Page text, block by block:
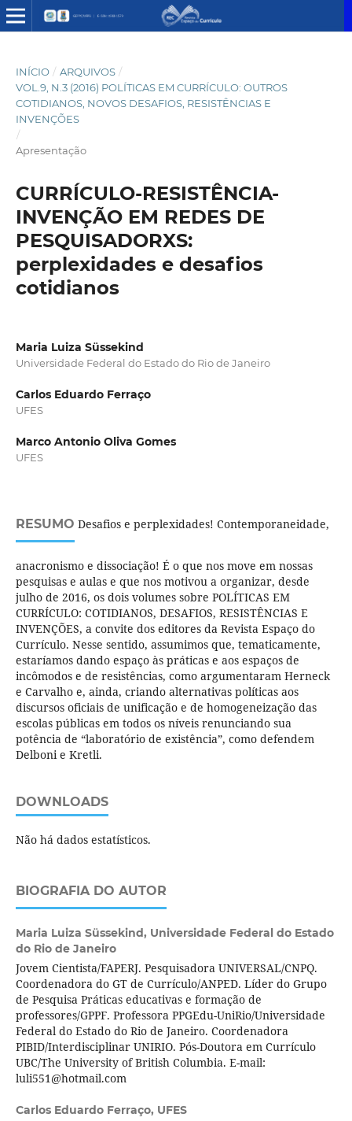
INÍCIO / ARQUIVOS /
VOL.9, N.3 (2016) POLÍTICAS EM CURRÍCULO: OUTROS
COTIDIANOS, NOVOS DESAFIOS, RESISTÊNCIAS E
INVENÇÕES
/
Apresentação
CURRÍCULO-RESISTÊNCIA-
INVENÇÃO EM REDES DE
PESQUISADORXS:
perplexidades e desafios
cotidianos
Maria Luiza Süssekind
Universidade Federal do Estado do Rio de Janeiro
Carlos Eduardo Ferraço
UFES
Marco Antonio Oliva Gomes
UFES
RESUMO Desafios e perplexidades! Contemporaneidade,
anacronismo e dissociação! É o que nos move em nossas
pesquisas e aulas e que nos motivou a organizar, desde
julho de 2016, os dois volumes sobre POLÍTICAS EM
CURRÍCULO: COTIDIANOS, DESAFIOS, RESISTÊNCIAS E
INVENÇÕES, a convite dos editores da Revista Espaço do
Currículo. Nesse sentido, assumimos que, tematicamente,
estaríamos dando espaço às práticas e aos espaços de
incômodos e de resistências, como argumentaram Herneck
e Carvalho e, ainda, criando alternativas políticas aos
discursos oficiais de unificação e de homogeneização das
escolas públicas em todos os níveis renunciando sua
potência de “laboratório de existência”, como defendem
Delboni e Kretli.
DOWNLOADS
Não há dados estatísticos.
BIOGRAFIA DO AUTOR
Maria Luiza Süssekind, Universidade Federal do Estado
do Rio de Janeiro
Jovem Cientista/FAPERJ. Pesquisadora UNIVERSAL/CNPQ.
Coordenadora do GT de Currículo/ANPED. Líder do Grupo
de Pesquisa Práticas educativas e formação de
professores/GPPF. Professora PPGEdu-UniRio/Universidade
Federal do Estado do Rio de Janeiro. Coordenadora
PIBID/Interdisciplinar UNIRIO. Pós-Doutora em Currículo
UBC/The University of British Columbia. E-mail:
luli551@hotmail.com
Carlos Eduardo Ferraço, UFES